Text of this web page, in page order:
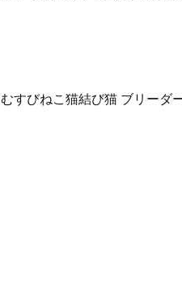
むすびねこ 猫結び猫 ブリーダ